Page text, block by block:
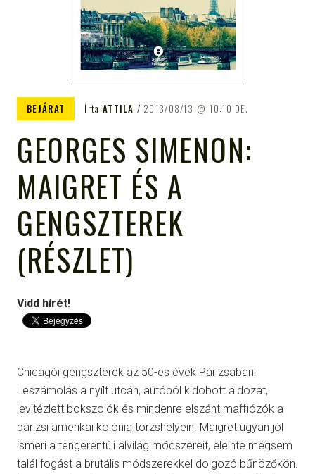
BEJÁRAT Írta ATTILA 2013/08/13 10:10 DE.
GEORGES SIMENON:
MAIGRET ÉS A
GENGSZTEREK
(RÉSZLET)
Vidd hírét!
Chicagói gengszterek az 50-es évek Párizsában!
Leszámolás a nyílt utcán, autóból kidobott áldozat,
levitézlett bokszolók és mindenre elszánt maffiózók a
párizsi amerikai kolónia törzshelyein. Maigret ugyan jól
ismeri a tengerentúli alvilág módszereit, eleinte mégsem
talál fogást a brutális módszerekkel dolgozó bűnözőkön.